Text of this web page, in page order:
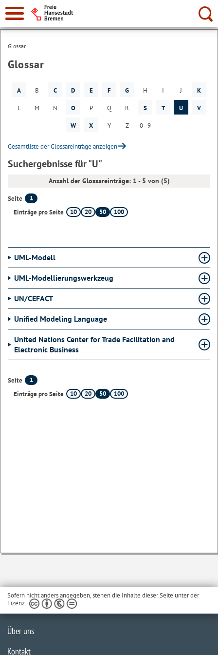
Suche:
Glossar
Glossar
A B C D E F G H I J K
L M N O P Q R S T U V
W X Y Z 0 - 9
Gesamtliste der Glossareinträge anzeigen
Suchergebnisse für "U"
Anzahl der Glossareinträge: 1 - 5 von (5)
Seite
1
Einträge pro Seite
10 20 50 100
UML-Modell
UML-Modellierungswerkzeug
UN/CEFACT
Unified Modeling Language
United Nations Center for Trade Facilitation and
Electronic Business
Seite
1
Einträge pro Seite
10 20 50 100
Sofern nicht anders angegeben, stehen die Inhalte dieser Seite unter der
Lizenz
Über uns
Kontakt